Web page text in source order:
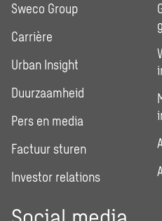
Sweco Group
Carrière
Urban Insight
Duurzaamheid
Pers en media
Factuur sturen
Investor relations